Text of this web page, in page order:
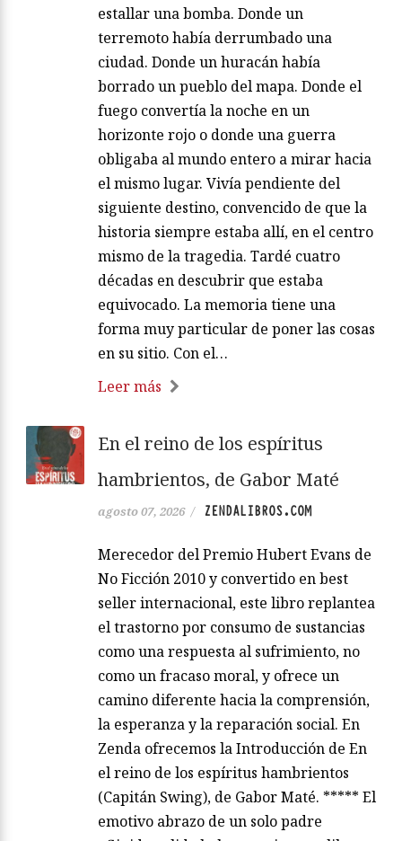
estallar una bomba. Donde un
terremoto había derrumbado una
ciudad. Donde un huracán había
borrado un pueblo del mapa. Donde el
fuego convertía la noche en un
horizonte rojo o donde una guerra
obligaba al mundo entero a mirar hacia
el mismo lugar. Vivía pendiente del
siguiente destino, convencido de que la
historia siempre estaba allí, en el centro
mismo de la tragedia. Tardé cuatro
décadas en descubrir que estaba
equivocado. La memoria tiene una
forma muy particular de poner las cosas
en su sitio. Con el…
Leer más
En el reino de los espíritus
hambrientos, de Gabor Maté
agosto 07, 2026 / ZENDALIBROS.COM
Merecedor del Premio Hubert Evans de
No Ficción 2010 y convertido en best
seller internacional, este libro replantea
el trastorno por consumo de sustancias
como una respuesta al sufrimiento, no
como un fracaso moral, y ofrece un
camino diferente hacia la comprensión,
la esperanza y la reparación social. En
Zenda ofrecemos la Introducción de En
el reino de los espíritus hambrientos
(Capitán Swing), de Gabor Maté. ***** El
emotivo abrazo de un solo padre